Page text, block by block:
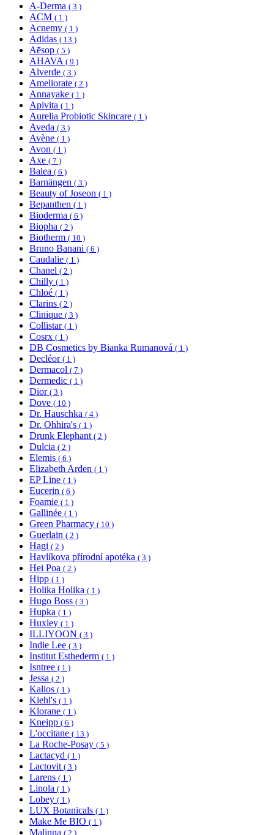
A-Derma ( 3 )
ACM ( 1 )
Acnemy ( 1 )
Adidas ( 13 )
Aēsop ( 5 )
AHAVA ( 9 )
Alverde ( 3 )
Ameliorate ( 2 )
Annayake ( 1 )
Apivita ( 1 )
Aurelia Probiotic Skincare ( 1 )
Aveda ( 3 )
Avène ( 1 )
Avon ( 1 )
Axe ( 7 )
Balea ( 6 )
Barnängen ( 3 )
Beauty of Joseon ( 1 )
Bepanthen ( 1 )
Bioderma ( 6 )
Biopha ( 2 )
Biotherm ( 10 )
Bruno Banani ( 6 )
Caudalie ( 1 )
Chanel ( 2 )
Chilly ( 1 )
Chloé ( 1 )
Clarins ( 2 )
Clinique ( 3 )
Collistar ( 1 )
Cosrx ( 1 )
DB Cosmetics by Bianka Rumanová ( 1 )
Decléor ( 1 )
Dermacol ( 7 )
Dermedic ( 1 )
Dior ( 3 )
Dove ( 10 )
Dr. Hauschka ( 4 )
Dr. Ohhira's ( 1 )
Drunk Elephant ( 2 )
Dulcia ( 2 )
Elemis ( 6 )
Elizabeth Arden ( 1 )
EP Line ( 1 )
Eucerin ( 6 )
Foamie ( 1 )
Gallinée ( 1 )
Green Pharmacy ( 10 )
Guerlain ( 2 )
Hagi ( 2 )
Havlíkova přírodní apotéka ( 3 )
Hei Poa ( 2 )
Hipp ( 1 )
Holika Holika ( 1 )
Hugo Boss ( 3 )
Hupka ( 1 )
Huxley ( 1 )
ILLIYOON ( 3 )
Indie Lee ( 3 )
Institut Esthederm ( 1 )
Isntree ( 1 )
Jessa ( 2 )
Kallos ( 1 )
Kiehl's ( 1 )
Klorane ( 1 )
Kneipp ( 6 )
L'occitane ( 13 )
La Roche-Posay ( 5 )
Lactacyd ( 1 )
Lactovit ( 3 )
Larens ( 1 )
Linola ( 1 )
Lobey ( 1 )
LUX Botanicals ( 1 )
Make Me BIO ( 1 )
Malinna ( 2 )